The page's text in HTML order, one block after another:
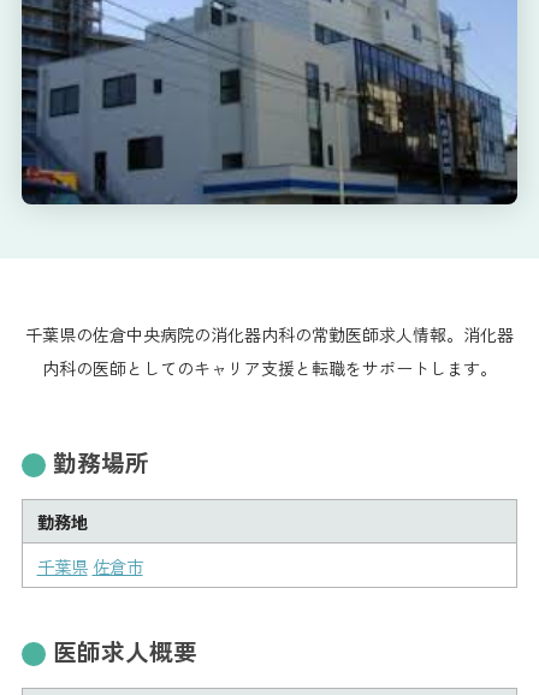
千葉県の佐倉中央病院の消化器内科の常勤医師求人情報。消化器
内科の医師としてのキャリア支援と転職をサポートします。
勤務場所
勤務地
千葉県 佐倉市
医師求人概要